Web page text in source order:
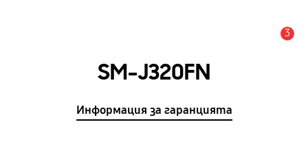
3
SM-J320FN
Информация за гаранцията